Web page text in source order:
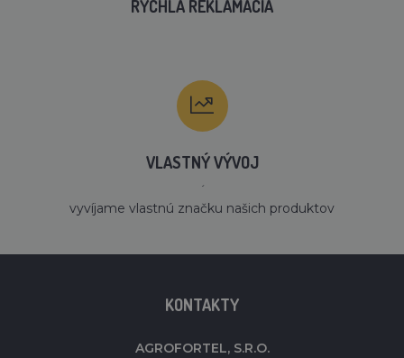
RÝCHLA REKLAMÁCIA
VLASTNÝ VÝVOJ
´
vyvíjame vlastnú značku našich produktov
KONTAKTY
AGROFORTEL, S.R.O.